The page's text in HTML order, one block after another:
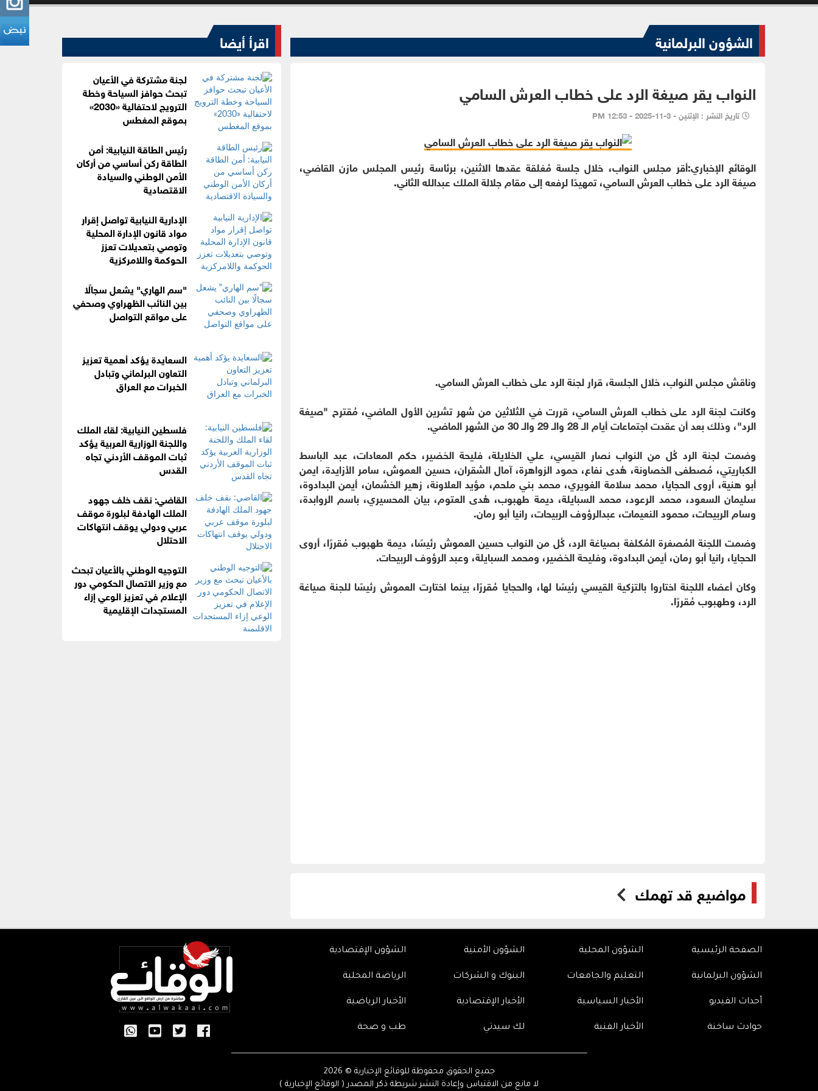
الشؤون البرلمانية
النواب يقر صيغة الرد على خطاب العرش السامي
تاريخ النشر : الإثنين - 3-11-2025 - 12:53 PM
الوقائع الإخباري:أقر مجلس النواب، خلال جلسة مُغلقة عقدها الاثنين، برئاسة رئيس المجلس مازن القاضي،
صيغة الرد على خطاب العرش السامي، تمهيدًا لرفعه إلى مقام جلالة الملك عبدالله الثاني.
وناقش مجلس النواب، خلال الجلسة، قرار لجنة الرد على خطاب العرش السامي.
وكانت لجنة الرد على خطاب العرش السامي، قررت في الثلاثين من شهر تشرين الأول الماضي، مُقترح "صيغة
الرد"، وذلك بعد أن عقدت اجتماعات أيام الـ 28 والـ 29 والـ 30 من الشهر الماضي.
وضمت لجنة الرد كُل من النواب نصار القيسي، علي الخلايلة، فليحة الخضير، حكم المعادات، عبد الباسط
الكباريتي، مُصطفى الخصاونة، هُدى نفاع، حمود الزواهرة، آمال الشقران، حسين العموش، سامر الأزايدة، ايمن
أبو هنية، أروى الحجايا، محمد سلامة الغويري، محمد بني ملحم، مؤيد العلاونة، زهير الخشمان، أيمن البدادوة،
سليمان السعود، محمد الرعود، محمد السبايلة، ديمة طهبوب، هُدى العتوم، بيان المحسيري، باسم الروابدة،
وسام الربيحات، محمود النعيمات، عبدالرؤوف الربيحات، رانيا أبو رمان.
وضمت اللجنة المُصغرة المُكلفة بصياغة الرد، كُل من النواب حسين العموش رئيسًا، ديمة طهبوب مُقررًا، أروى
الحجايا، رانيا أبو رمان، أيمن البدادوة، وفليحة الخضير، ومحمد السبايلة، وعبد الرؤوف الربيحات.
وكان أعضاء اللجنة اختاروا بالتزكية القيسي رئيسًا لها، والحجايا مُقررًا، بينما اختارت العموش رئيسًا للجنة صياغة
الرد، وطهبوب مُقررًا.
مواضيع قد تهمك
اقرأ أيضا
لجنة مشتركة في الأعيان
تبحث حوافز السياحة وخطة
الترويج لاحتفالية «2030»
بموقع المغطس
رئيس الطاقة النيابية: أمن
الطاقة ركن أساسي من أركان
الأمن الوطني والسيادة
الاقتصادية
الإدارية النيابية تواصل إقرار
مواد قانون الإدارة المحلية
وتوصي بتعديلات تعزز
الحوكمة واللامركزية
"سم الهاري" يشعل سجالًا
بين النائب الظهراوي وصحفي
على مواقع التواصل
السعايدة يؤكد أهمية تعزيز
التعاون البرلماني وتبادل
الخبرات مع العراق
فلسطين النيابية: لقاء الملك
واللجنة الوزارية العربية يؤكد
ثبات الموقف الأردني تجاه
القدس
القاضي: نقف خلف جهود
الملك الهادفة لبلورة موقف
عربي ودولي يوقف انتهاكات
الاحتلال
التوجيه الوطني بالأعيان تبحث
مع وزير الاتصال الحكومي دور
الإعلام في تعزيز الوعي إزاء
المستجدات الإقليمية
الصفحة الرئيسية الشؤون المحلية الشؤون الأمنية الشؤون الإقتصادية
الشؤون البرلمانية التعليم والجامعات البنوك و الشركات الرياضة المحلية
أحداث الفيديو الأخبار السياسية الأخبار الإقتصادية الأخبار الرياضية
حوادث ساخنة الأخبار الفنية لك سيدتي طب و صحة
جميع الحقوق محفوظة للوقائع الإخبارية © 2026
لا مانع من الاقتباس وإعادة النشر شريطة ذكر المصدر ( الوقائع الإخبارية )